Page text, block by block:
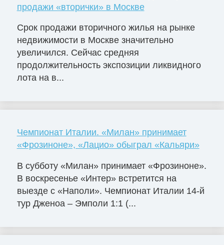
продажи «вторички» в Москве
Срок продажи вторичного жилья на рынке
недвижимости в Москве значительно
увеличился. Сейчас средняя
продолжительность экспозиции ликвидного
лота на в...
Чемпионат Италии. «Милан» принимает
«Фрозиноне», «Лацио» обыграл «Кальяри»
В субботу «Милан» принимает «Фрозиноне».
В воскресенье «Интер» встретится на
выезде с «Наполи». Чемпионат Италии 14-й
тур Дженоа – Эмполи 1:1 (...